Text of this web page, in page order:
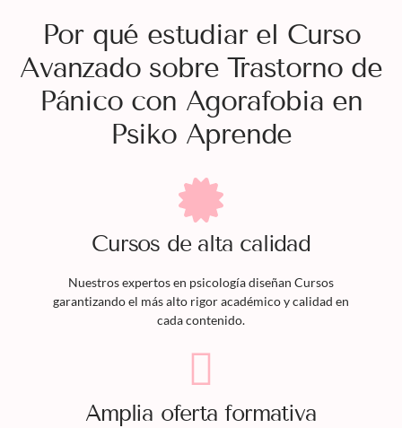
Por qué estudiar el Curso
Avanzado sobre Trastorno de
Pánico con Agorafobia en
Psiko Aprende
Cursosde alta calidad
Nuestros expertos en psicología diseñan Cursos
garantizando el más alto rigor académico y calidad en
cada contenido.
Amplia oferta formativa